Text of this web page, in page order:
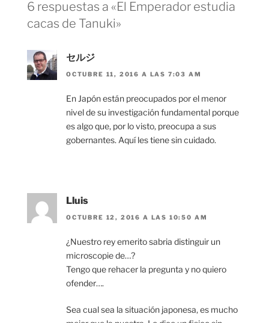
6 respuestas a «El Emperador estudia
cacas de Tanuki»
セルジ
OCTUBRE 11, 2016 A LAS 7:03 AM
En Japón están preocupados por el menor
nivel de su investigación fundamental porque
es algo que, por lo visto, preocupa a sus
gobernantes. Aquí les tiene sin cuidado.
Lluis
OCTUBRE 12, 2016 A LAS 10:50 AM
¿Nuestro rey emerito sabria distinguir un
microscopie de…?
Tengo que rehacer la pregunta y no quiero
ofender….
Sea cual sea la situación japonesa, es mucho